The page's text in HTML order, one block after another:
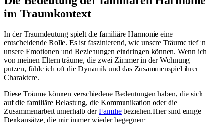
im Traumkontext
In der Traumdeutung‌ spielt die familiäre Harmonie eine‌
entscheidende Rolle. Es ist faszinierend, wie unsere Träume tief in
unsere Emotionen und Beziehungen⁢ eindringen können. ‌Wenn ich
‍von meinen Eltern träume, die zwei Zimmer in der Wohnung
putzen, fühle ich oft die ‍Dynamik und das Zusammenspiel ​ihrer
‍Charaktere.
Diese Träume können verschiedene Bedeutungen haben, die sich
auf ⁣die familiäre Belastung, die Kommunikation oder die
Zusammenarbeit innerhalb ‌derFamilie beziehen.Hier sind einige
Denkansätze, die mir immer wieder begegnen: